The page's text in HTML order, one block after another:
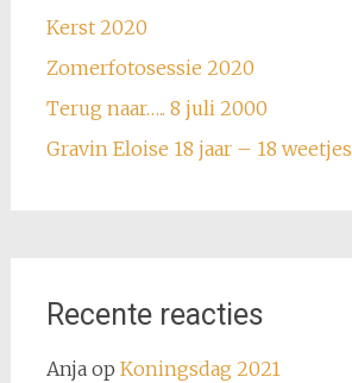
Kerst 2020
Zomerfotosessie 2020
Terug naar….. 8 juli 2000
Gravin Eloise 18 jaar – 18 weetjes
Recente reacties
Anjaop Koningsdag 2021